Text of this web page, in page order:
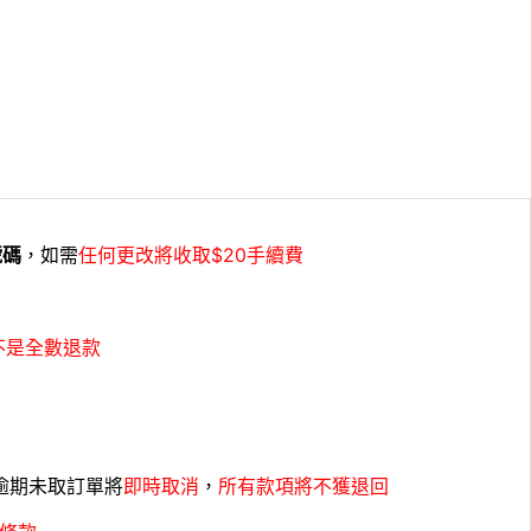
，如需任何更改將收取$20手續費
是全數退款
期未取訂單將即時取消 ， 所有款項將不獲退回